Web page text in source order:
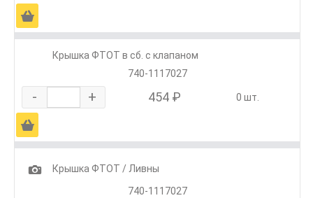
Ä
Крышка ФТОТ в сб. с клапаном
740-1117027
- + 454 ₽ 0 шт.
Ä
1
Крышка ФТОТ / Ливны
740-1117027